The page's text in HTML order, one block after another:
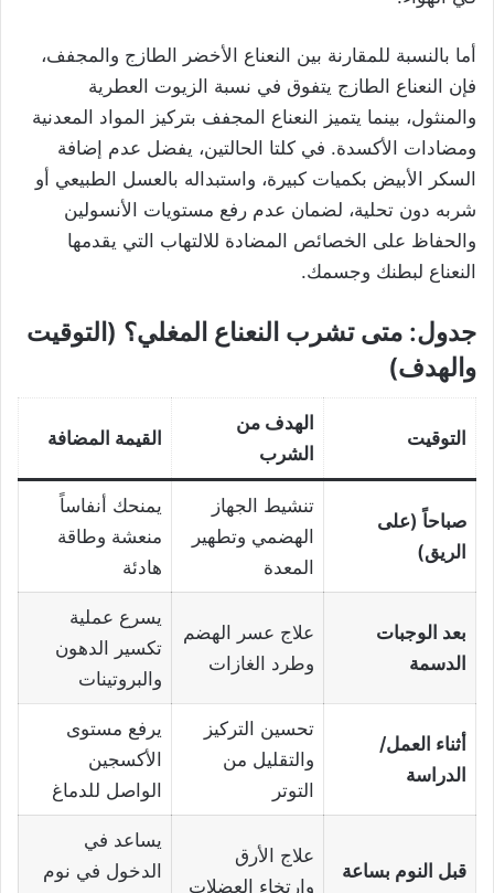
أما بالنسبة للمقارنة بين النعناع الأخضر الطازج والمجفف،
فإن النعناع الطازج يتفوق في نسبة الزيوت العطرية
والمنثول، بينما يتميز النعناع المجفف بتركيز المواد المعدنية
ومضادات الأكسدة. في كلتا الحالتين، يفضل عدم إضافة
السكر الأبيض بكميات كبيرة، واستبداله بالعسل الطبيعي أو
شربه دون تحلية، لضمان عدم رفع مستويات الأنسولين
والحفاظ على الخصائص المضادة للالتهاب التي يقدمها
النعناع لبطنك وجسمك.
جدول: متى تشرب النعناع المغلي؟ (التوقيت
والهدف)
التوقيت
الهدف من
الشرب
القيمة المضافة
صباحاً (على
الريق)
تنشيط الجهاز
الهضمي وتطهير
المعدة
يمنحك أنفاساً
منعشة وطاقة
هادئة
بعد الوجبات
الدسمة
علاج عسر الهضم
وطرد الغازات
يسرع عملية
تكسير الدهون
والبروتينات
أثناء العمل/
الدراسة
تحسين التركيز
والتقليل من
التوتر
يرفع مستوى
الأكسجين
الواصل للدماغ
قبل النوم بساعة
علاج الأرق
وارتخاء العضلات
يساعد في
الدخول في نوم